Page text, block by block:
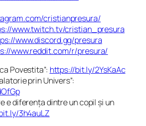
cristianpresura/
www.twitch.tv/cristian_presura
www.discord.gg/presura
www.reddit.com/r/presura/
Povestita”: https://bit.ly/2YsKaAc
prin Univers”:
e diferența dintre un copil și un
3h4auLZ